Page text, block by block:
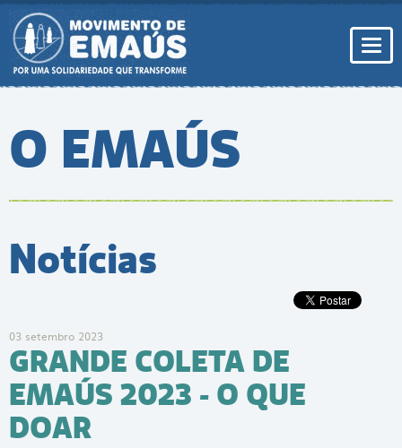
Pular
para
conteúdo
O EMAÚS
Notícias
03 setembro 2023
GRANDE COLETA DE
EMAÚS 2023 - O QUE
DOAR